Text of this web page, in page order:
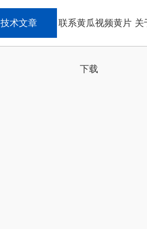
技术文章 联系黄瓜视频黄片
下载
关